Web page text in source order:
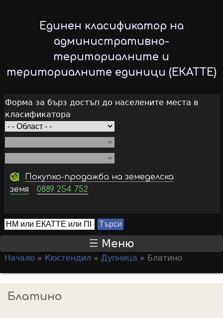
to
main
content
Единен класификатор на
административно-
териториалните и
териториалните единици (ЕКАТТЕ)
Форма за бърз достъп до населените места в
класификатора
Покупко-продажба на земеделска
земя
0889 254 752
S
e
r
c
h
Т
ъ
с
и
Меню
o
u
Начало » Кюстендил » Дупница » Блатино
Блатино